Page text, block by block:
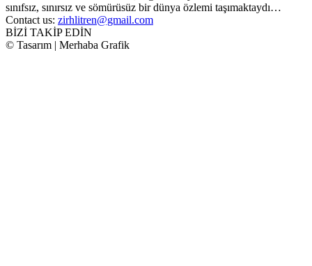
sınıfsız, sınırsız ve sömürüsüz bir dünya özlemi taşımaktaydı…
Contact us: zirhlitren@gmail.com
BİZİ TAKİP EDİN
© Tasarım | Merhaba Grafik